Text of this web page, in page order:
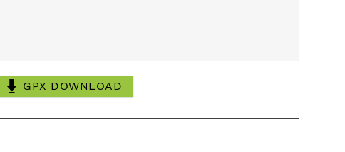
GPX DOWNLOAD